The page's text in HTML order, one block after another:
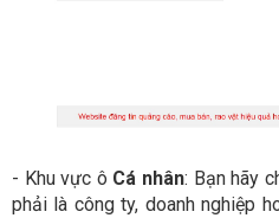
- Khu vực ô Cá nhân: Bạn hãy
phải là công ty, doanh nghiệp